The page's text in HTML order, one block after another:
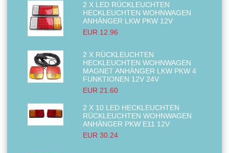
2 X LED RÜCKLEUCHTEN
HECKLEUCHTEN WOHNWAGEN
ANHÄNGER LKW PKW 12V
EUR 12.96
2 X RÜCKLEUCHTEN
HECKLEUCHTEN WOHNWAGEN
MAGNET ANHÄNGER LKW PKW 4
FUNKTIONEN 12V 24V
EUR 21.60
2 X 10 LED HECKLEUCHTEN
RÜCKLEUCHTEN WOHNWAGEN
ANHÄNGER PKW E11 12V
EUR 30.24